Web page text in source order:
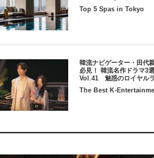
Top 5 Spas in Tokyo
韓流ナビゲーター・田代
必見！ 韓流名作ドラマ3選
Vol.41 魅惑のロイヤル
The Best K-